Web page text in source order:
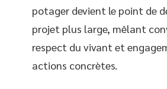
potager devient le point de
projet plus large, mêlant
respect du vivant et
actions concrètes.